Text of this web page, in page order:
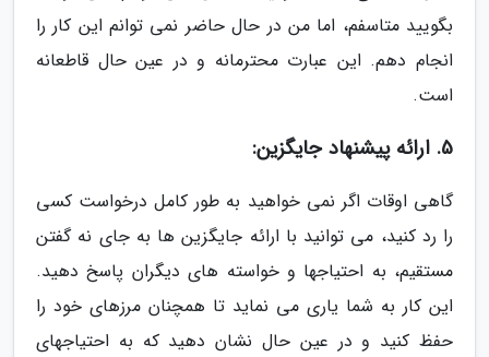
بگویید متاسفم، اما من در حال حاضر نمی توانم این کار را
انجام دهم. این عبارت محترمانه و در عین حال قاطعانه
است.
5. ارائه پیشنهاد جایگزین:
گاهی اوقات اگر نمی خواهید به طور کامل درخواست کسی
را رد کنید، می توانید با ارائه جایگزین ها به جای نه گفتن
مستقیم، به احتیاجها و خواسته های دیگران پاسخ دهید.
این کار به شما یاری می نماید تا همچنان مرزهای خود را
حفظ کنید و در عین حال نشان دهید که به احتیاجهای